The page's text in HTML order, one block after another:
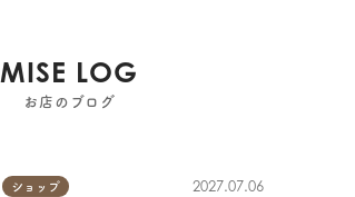
MISE LOG
お店のブログ
ショップ 2027.07.06